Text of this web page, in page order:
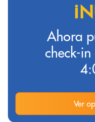
Ahora
check-in
Ver